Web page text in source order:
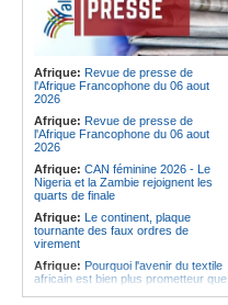
Afrique: Revue de presse de
l'Afrique Francophone du 06 aout
2026
Afrique: Revue de presse de
l'Afrique Francophone du 06 aout
2026
Afrique: CAN féminine 2026 - Le
Nigeria et la Zambie rejoignent les
quarts de finale
Afrique: Le continent, plaque
tournante des faux ordres de
virement
Afrique: Pourquoi l'avenir du textile
africain est bien plus prometteur que